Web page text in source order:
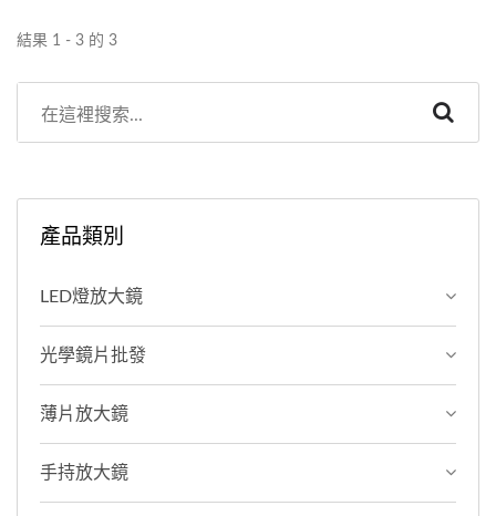
客製化服務，歡迎大量採
結果 1 - 3 的 3
產品類別
LED燈放大鏡
光學鏡片批發
薄片放大鏡
手持放大鏡